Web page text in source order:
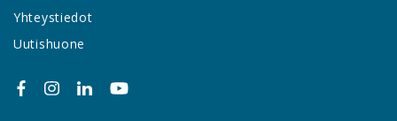
Yhteystiedot
Uutishuone